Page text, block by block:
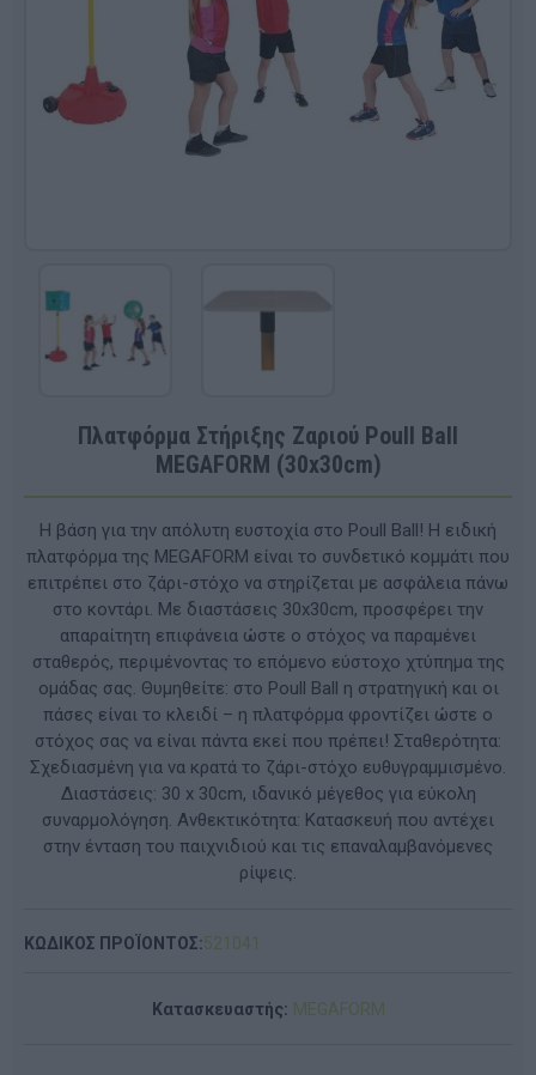
Πλατφόρμα Στήριξης Ζαριού Poull Ball
MEGAFORM (30x30cm)
Η βάση για την απόλυτη ευστοχία στο Poull Ball! Η ειδική
πλατφόρμα της MEGAFORM είναι το συνδετικό κομμάτι που
επιτρέπει στο ζάρι-στόχο να στηρίζεται με ασφάλεια πάνω
στο κοντάρι. Με διαστάσεις 30x30cm, προσφέρει την
απαραίτητη επιφάνεια ώστε ο στόχος να παραμένει
σταθερός, περιμένοντας το επόμενο εύστοχο χτύπημα της
ομάδας σας. Θυμηθείτε: στο Poull Ball η στρατηγική και οι
πάσες είναι το κλειδί – η πλατφόρμα φροντίζει ώστε ο
στόχος σας να είναι πάντα εκεί που πρέπει! Σταθερότητα:
Σχεδιασμένη για να κρατά το ζάρι-στόχο ευθυγραμμισμένο.
Διαστάσεις: 30 x 30cm, ιδανικό μέγεθος για εύκολη
συναρμολόγηση. Ανθεκτικότητα: Κατασκευή που αντέχει
στην ένταση του παιχνιδιού και τις επαναλαμβανόμενες
ρίψεις.
ΚΩΔΙΚΟΣ ΠΡΟΪΟΝΤΟΣ:521041
Κατασκευαστής: MEGAFORM